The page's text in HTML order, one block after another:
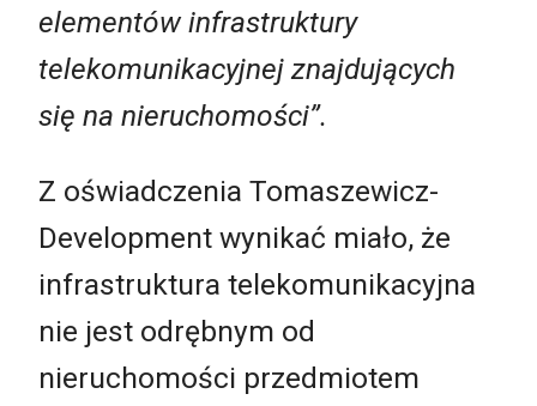
elementów infrastruktury
telekomunikacyjnej znajdujących
się na nieruchomości”.
Z oświadczenia Tomaszewicz-
Development wynikać miało, że
infrastruktura telekomunikacyjna
nie jest odrębnym od
nieruchomości przedmiotem